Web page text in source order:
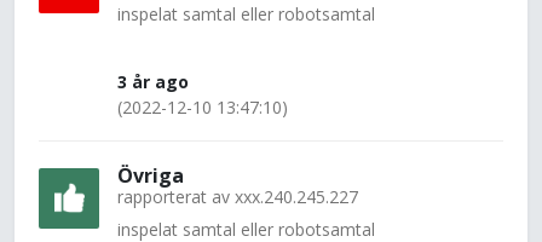
inspelat samtal eller robotsamtal
3 år ago
(2022-12-10 13:47:10)
Övriga
rapporterat av xxx.240.245.227
inspelat samtal eller robotsamtal